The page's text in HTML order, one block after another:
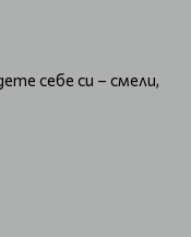
себе си – смели,